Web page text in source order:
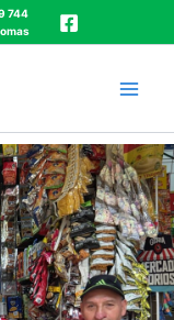
744